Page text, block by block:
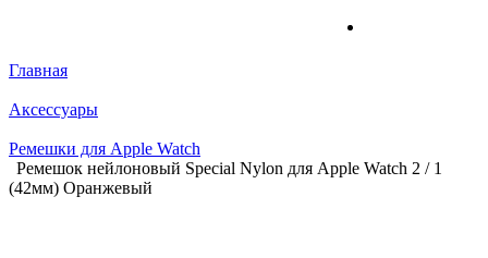
Главная
Аксессуары
Ремешки для Apple Watch
Ремешок нейлоновый Special Nylon для Apple Watch 2 / 1
(42мм) Оранжевый